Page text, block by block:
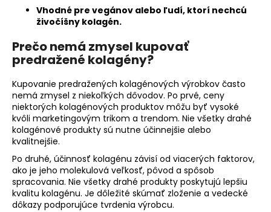
Vhodné pre vegánov alebo ľudí, ktorí nechcú
živočíšny kolagén.
Prečo nemá zmysel kupovať
predražené kolagény?
Kupovanie predražených kolagénových výrobkov často
nemá zmysel z niekoľkých dôvodov. Po prvé, ceny
niektorých kolagénových produktov môžu byť vysoké
kvôli marketingovým trikom a trendom. Nie všetky drahé
kolagénové produkty sú nutne účinnejšie alebo
kvalitnejšie.
Po druhé, účinnosť kolagénu závisí od viacerých faktorov,
ako je jeho molekulová veľkosť, pôvod a spôsob
spracovania. Nie všetky drahé produkty poskytujú lepšiu
kvalitu kolagénu. Je dôležité skúmať zloženie a vedecké
dôkazy podporujúce tvrdenia výrobcu.